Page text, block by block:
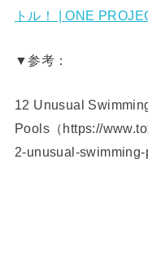
トル！ | ONE
▼参考：
12 Unusual
Pools（https://
2-unusual-swimming-